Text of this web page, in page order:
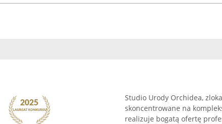
Studio Urody Orchidea,
skoncentrowane na
realizuje bogatą ofertę